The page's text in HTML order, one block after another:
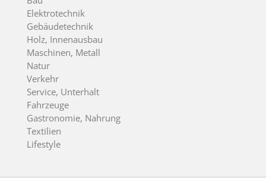
Elektrotechnik
Gebäudetechnik
Holz, Innenausbau
Maschinen, Metall
Natur
Verkehr
Service, Unterhalt
Fahrzeuge
Gastronomie, Nahrung
Textilien
Lifestyle